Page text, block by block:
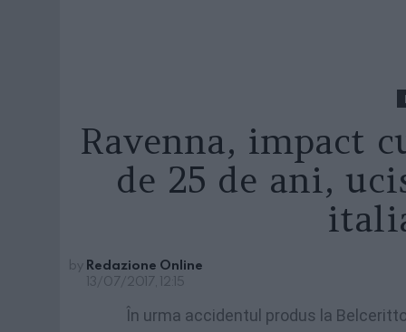
Ravenna, impact
de 25 de ani,
by Redazione Online
13/07/2017, 12:15
În urma accidentul produs la